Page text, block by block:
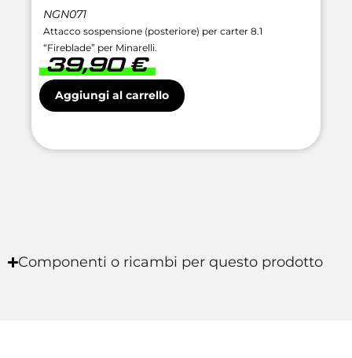
NGN071
Attacco sospensione (posteriore) per carter 8.1
“Fireblade” per Minarelli.
39,90€
Aggiungi al carrello
Componenti o ricambi per questo prodotto